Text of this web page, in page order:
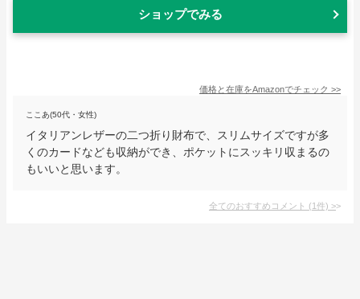
ショップでみる
価格と在庫をAmazonでチェック >>
ここあ(50代・女性)
イタリアンレザーの二つ折り財布で、スリムサイズですが多
くのカードなども収納ができ、ポケットにスッキリ収まるの
もいいと思います。
全てのおすすめコメント (1件) >